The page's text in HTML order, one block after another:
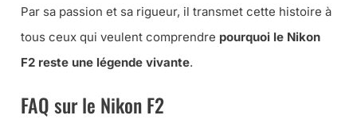
Par sa passion et sa rigueur, il transmet cette histoire à
tous ceux qui veulent comprendre pourquoi le Nikon
F2 reste une légende vivante.
FAQ sur le Nikon F2